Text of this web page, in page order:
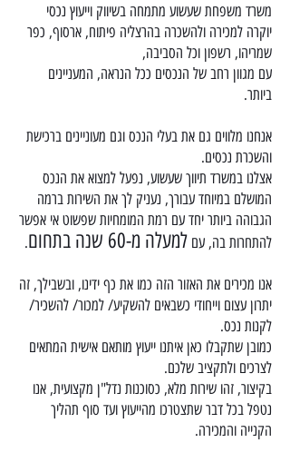
משרד משפחת שעשוע מתמחה בשיווק וייעוץ נכסי
יוקרה למכירה ולהשכרה בהרצליה פיתוח, ארסוף, כפר
שמריהו, רשפון וכל הסביבה,
עם מגוון רחב של הנכסים ככל הנראה, המעניינים
ביותר.
אנחנו מלווים גם את בעלי הנכס וגם מעוניינים ברכישת
והשכרת נכסים.
אצלנו במשרד תיווך שעשוע, נפעל למצוא את הנכס
המושלם במיוחד עבורך, נעניק לך את השירות ברמה
הגבוהה ביותר יחד עם רמת המומחיות שפשוט אי אפשר
להתחרות בה, עם למעלה מ-60 שנה בתחום.
אנו מכירים את האזור הזה כמו את כף ידינו, ובשבילך, זה
יתרון עצום וייחודי כשבאים להשקיע/ למכור/ להשכיר/
לקנות נכס.
כמובן שתקבלו כאן איתנו ייעוץ מותאם אישית המתאים
לצרכים ולתקציב שלכם.
בקיצור, זהו שירות מלא, כסוכנות נדל"ן מקצועית, אנו
נטפל בכל דבר שתצטרכו מהייעוץ ועד סוף תהליך
הקנייה והמכירה.